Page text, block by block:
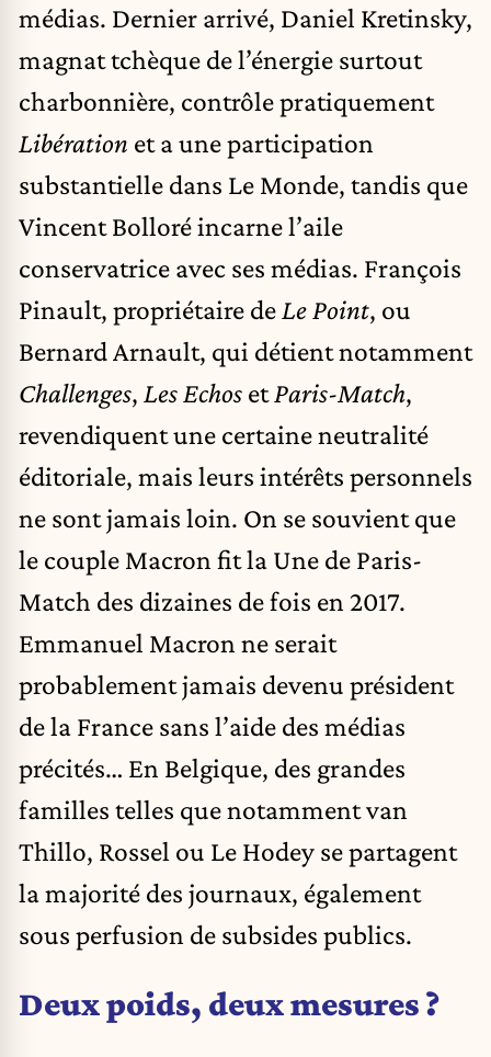
médias. Dernier arrivé, Daniel Kretinsky,
magnat tchèque de l’énergie surtout
charbonnière, contrôle pratiquement
Libération et a une participation
substantielle dans Le Monde, tandis que
Vincent Bolloré incarne l’aile
conservatrice avec ses médias. François
Pinault, propriétaire de Le Point, ou
Bernard Arnault, qui détient notamment
Challenges, Les Echos etParis-Match,
revendiquent une certaine neutralité
éditoriale, mais leurs intérêts personnels
ne sont jamais loin. On se souvient que
le couple Macron fit la Une de Paris-
Match des dizaines de fois en 2017.
Emmanuel Macron ne serait
probablement jamais devenu président
de la France sans l’aide des médias
précités… En Belgique, des grandes
familles telles que notamment van
Thillo, Rossel ou Le Hodey se partagent
la majorité des journaux, également
sous perfusion de subsides publics.
Deux poids, deux mesures ?